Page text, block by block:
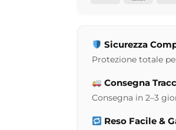
Sicurezza
Protezione totale
Consegna
Consegna in 2–3
Reso Facile &